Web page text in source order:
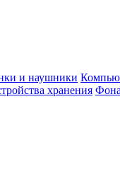
и наушники
хранения